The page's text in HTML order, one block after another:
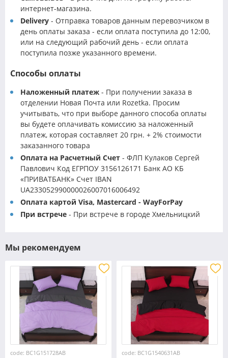
интернет-магазина.
Delivery - Отправка товаров данным перевозчиком в
день оплаты заказа - если оплата поступила до 12:00,
или на следующий рабочий день - если оплата
поступила позже указанного времени.
Способы оплаты
Наложенный платеж - При получении заказа в
отделении Новая Почта или Rozetka. Просим
учитывать, что при выборе данного способа оплаты
вы будете оплачивать комиссию за наложенный
платеж, которая составляет 20 грн. + 2% стоимости
заказанного товара
Оплата на Расчетный Счет - ФЛП Кулаков Сергей
Павлович Код ЕГРПОУ 3156126171 Банк АО КБ
«ПРИВАТБАНК» Счет IBAN
UA233052990000026007016006492
Оплата картой Visa, Mastercard - WayForPay
При встрече - При встрече в городе Хмельницкий
Мы рекомендуем
code: BC1G151728AB code: BC1G1540631AB